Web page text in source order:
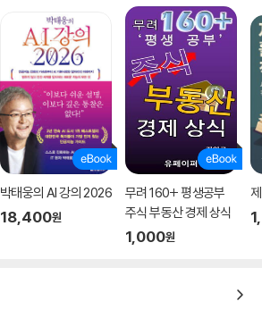
3부에 걸쳐 인공지능과 딥러닝의 활용 현황, 인공
과 이를 대하는 관점, 인공지능과 딥러닝 기술
기한다. 1부 경우 딥러닝의 실제 적용 사례를
전상을 보여준다. 주식거래, 자율주행차, 교육,
인식, 사물인식 등이다. 2부에서는 미래의 인공
불어 인공지능과 관련 기술을 바라보는 다양한
선으로 앞으로 펼쳐질 변화의 모습을 가늠해보
시각을 접하는 기회가 될 것이다. 마지막 3부
발전 과정에 있었던 다양한 연구와 그 사이 등
와 직관을 차근차근 살펴본다. 저자의 깊이 있
발전의 역사와 머신러닝의 이론적 기초를 이해
공지능 분야 최고 학회인 NeurIPS의 의장이
박태웅의 AI 강의 2026
18,400원
무려 160+ 평생공부
주식 부동산 경제 상식
1,000원